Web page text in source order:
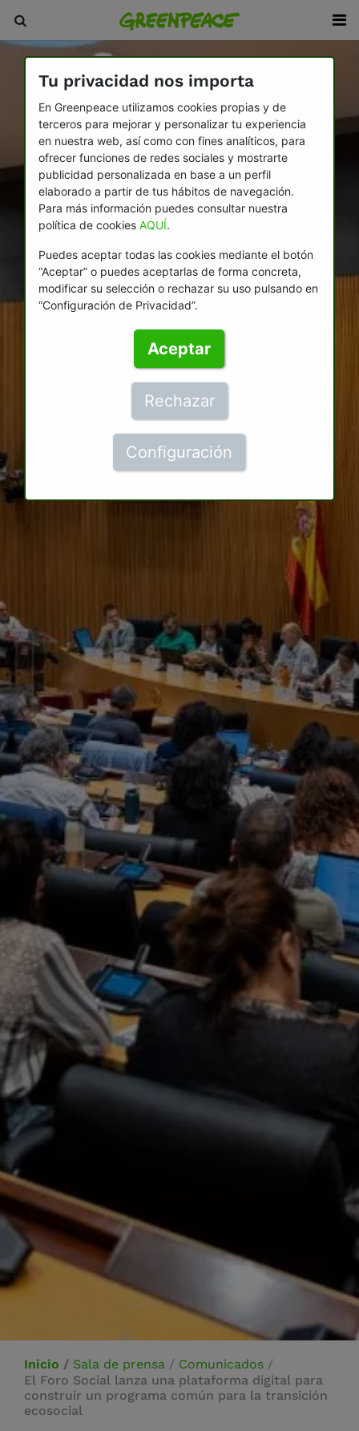
Inicio / Sala de prensa / Comunicados /
El Foro Social lanza una plataforma digital para
construir un programa común para la transición
ecosocial
Tu privacidad nos importa
En Greenpeace utilizamos cookies propias y de
terceros para mejorar y personalizar tu experiencia
en nuestra web, así como con fines analíticos, para
ofrecer funciones de redes sociales y mostrarte
publicidad personalizada en base a un perfil
elaborado a partir de tus hábitos de navegación.
Para más información puedes consultar nuestra
política de cookies AQUÍ.
Puedes aceptar todas las cookies mediante el botón
“Aceptar” o puedes aceptarlas de forma concreta,
modificar su selección o rechazar su uso pulsando en
“Configuración de Privacidad”.
Aceptar
Rechazar
Configuración